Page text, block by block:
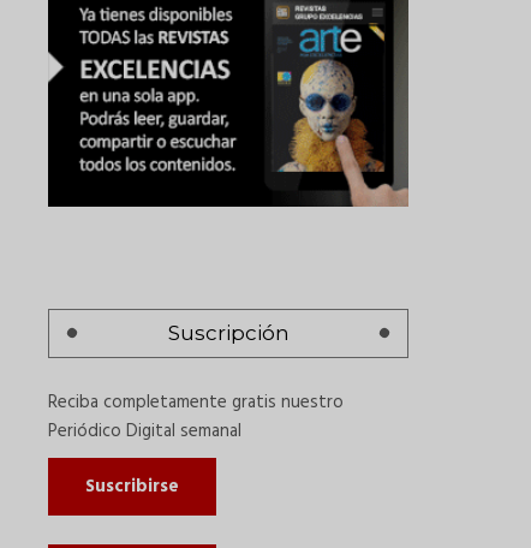
Suscripción
Reciba completamente gratis nuestro
Periódico Digital semanal
Suscribirse